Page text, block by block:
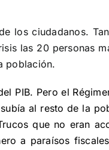
los ciudadanos.
las 20 personas
población.
PIB. Pero el
al resto de la
que no eran
a paraísos